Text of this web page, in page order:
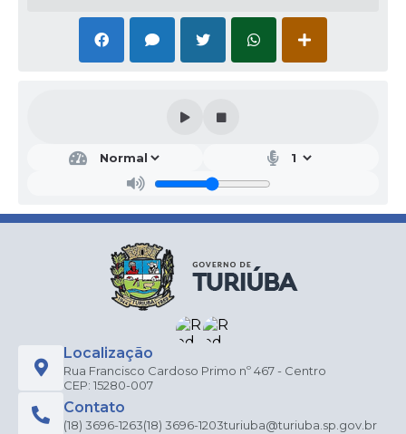
Localização
Rua Francisco Cardoso Primo nº 467 - Centro
CEP: 15280-007
Contato
(18) 3696-1263(18) 3696-1203turiuba@turiuba.sp.gov.br